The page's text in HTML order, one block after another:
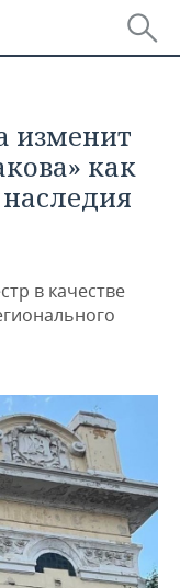
изменит
как
в качестве